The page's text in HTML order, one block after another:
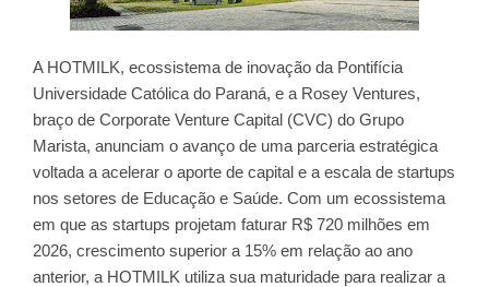
A HOTMILK, ecossistema de inovação da Pontifícia
Universidade Católica do Paraná, e a Rosey Ventures,
braço de Corporate Venture Capital (CVC) do Grupo
Marista, anunciam o avanço de uma parceria estratégica
voltada a acelerar o aporte de capital e a escala de startups
nos setores de Educação e Saúde. Com um ecossistema
em que as startups projetam faturar R$ 720 milhões em
2026, crescimento superior a 15% em relação ao ano
anterior, a HOTMILK utiliza sua maturidade para realizar a